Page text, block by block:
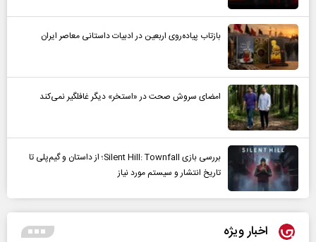
بازتاب پیاده‌روی اربعین در ادبیات داستانی معاصر ایران
امضای سروش صحت در «استخر» دیگر غافلگیر نمی‌کند
بررسی بازی Silent Hill: Townfall؛ از داستان و گیم‌پلی تا
تاریخ انتشار و سیستم مورد نیاز
اخبار ویژه